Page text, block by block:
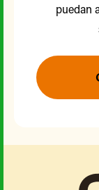
puedan